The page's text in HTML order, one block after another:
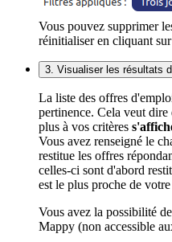
Vous pouvez supprimer
réinitialiser en cliquant
3. Visualiser les résultats
La liste des offres
pertinence. Cela veut
plus à vos critères
Vous avez renseigné le
restitue les offres
celles-ci sont d'abord
est le plus proche de
Vous avez la possibilité
Mappy (non accessible